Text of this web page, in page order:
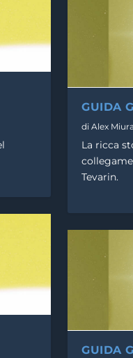
GUIDA
diAlex Miura
La ricca
Tevarin.
GUIDA